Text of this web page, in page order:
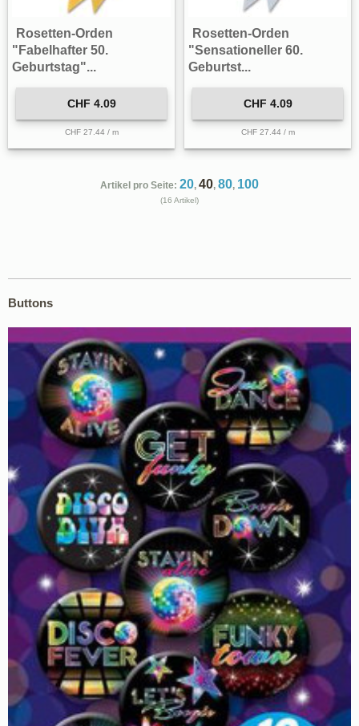
Rosetten-Orden
"Fabelhafter 50.
Geburtstag"...
CHF 4.09
CHF 27.44 / m
Rosetten-Orden
"Sensationeller 60.
Geburtst...
CHF 4.09
CHF 27.44 / m
Artikel pro Seite: 20, 40, 80, 100
(16 Artikel)
Buttons